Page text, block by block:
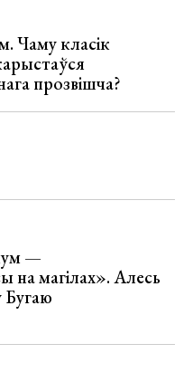
Чаму класік
прозвішча?
—
на магілах». Алесь
Бугаю